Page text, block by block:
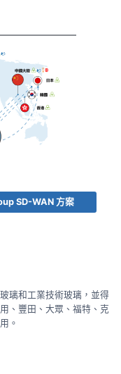
SD-WAN 方案
璃和工業技術玻璃，並得
、豐田、大眾、福特、克
。